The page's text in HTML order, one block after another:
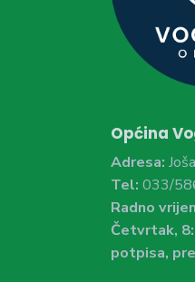
Općina
Adresa:
Tel: 033/
Radno
Četvrtak,
potpisa,